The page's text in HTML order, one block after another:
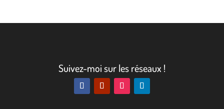
Suivez-moi sur les réseaux !